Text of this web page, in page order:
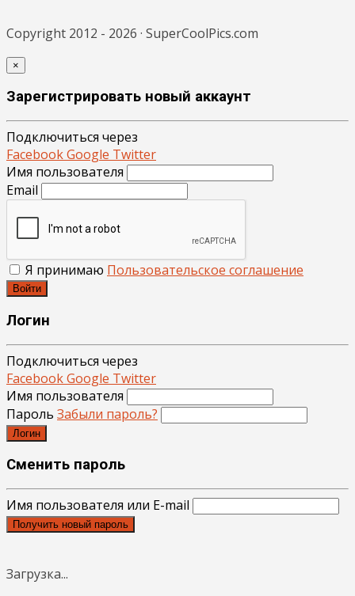
Copyright 2012 - 2026 · SuperCoolPics.com
×
Зарегистрировать новый аккаунт
Подключиться через
FacebookGoogle Twitter
Имя пользователя
Email
Я принимаю Пользовательское соглашение
Войти
Логин
Подключиться через
FacebookGoogle Twitter
Имя пользователя
Пароль Забыли пароль?
Логин
Сменить пароль
Имя пользователя или E-mail
Получить новый пароль
Загрузка...